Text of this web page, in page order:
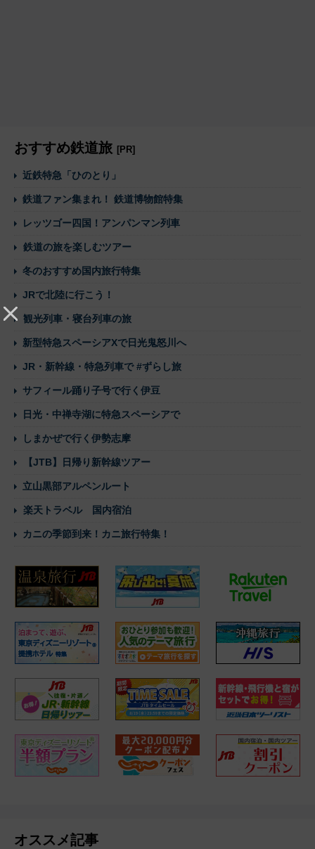
おすすめ鉄道旅 [PR]
近鉄特急「ひのとり」
鉄道ファン集まれ！ 鉄道博物館特集
レッツゴー四国！アンパンマン列車
鉄道の旅を楽しむツアー
冬のおすすめ国内旅行特集
JRで北陸に行こう！
観光列車・寝台列車の旅
新型特急スペーシアXで日光鬼怒川へ
JR・新幹線・特急列車で #ずらし旅
サフィール踊り子号で行く伊豆
日光・中禅寺湖に特急スペーシアで
しまかぜで行く伊勢志摩
【JTB】日帰り新幹線ツアー
立山黒部アルペンルート
楽天トラベル 国内宿泊
カニの季節到来！カニ旅行特集！
オススメ記事